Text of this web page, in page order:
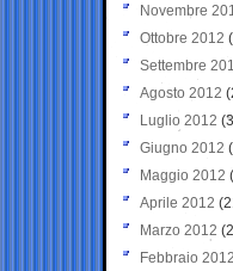
Novembre
Ottobre 2012
Settembre
Agosto 2012
Luglio 2012
Giugno 2012
Maggio 2012
Aprile 2012
Marzo 2012
Febbraio 2012